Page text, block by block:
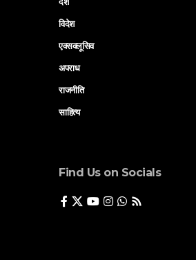
विदेश
एक्सक्लूसिव
अपराध
राजनीति
साहित्य
Find Us on Socials